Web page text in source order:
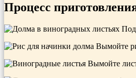
Процесс
Вымойте
Вымойте